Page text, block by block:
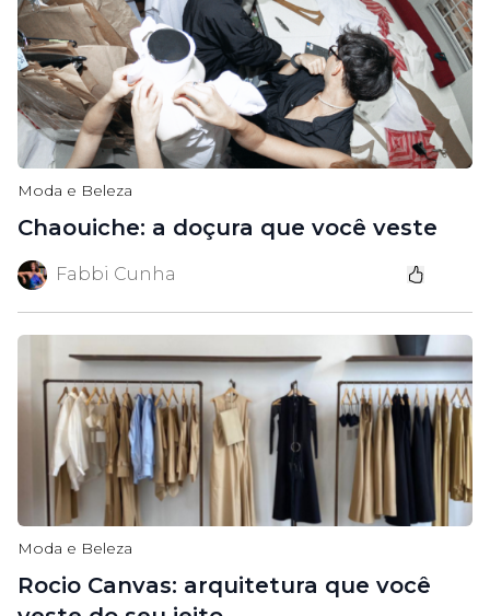
Moda e Beleza
Chaouiche: a doçura que você veste
Fabbi Cunha
Moda e Beleza
Rocio Canvas: arquitetura que você